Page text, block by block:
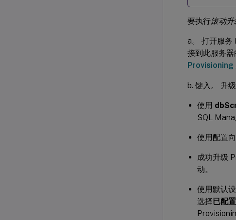
要执行滚动升
a。 打开服务
接到此服务
Provisioning
b. 键入。 升
使用
SQL
使用配置
成功升级
动。
使用默认
选择已配